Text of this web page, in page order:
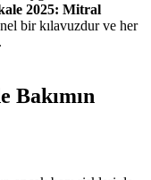
2025: Mitral
bir kılavuzdur ve her
Bakımın